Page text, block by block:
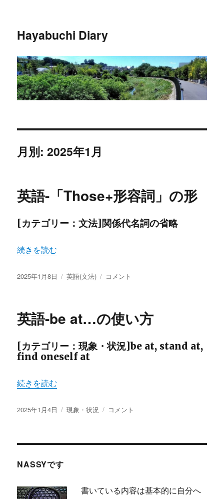
Hayabuchi Diary
月別: 2025年1月
英語-「Those+形容詞」の形
[カテゴリー：文法]関係代名詞の省略
“英語-「Those+形容詞」の形” の
続きを読む
投
2025年1月8日
カ
ー
英語(文法)
英
詞」
の
形
に
コメント
英語-be at…の使い方
[カテゴリー：現象・状況]be at, stand at,
find oneself at
“英語-be at…の使い方” の
続きを読む
投
2025年1月4日
カ
リ
現象・状況
英
at…
に
コメント
NASSYです
書いている内容は基本的に自分へ